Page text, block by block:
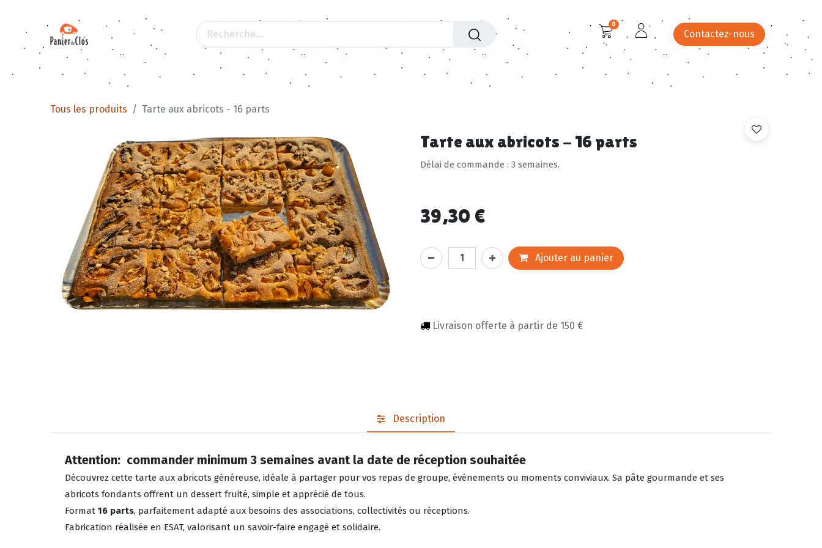
0
Contactez-nous
Les produits d'exceptions Catalogue Site Panier du Clos
Tous les produits Tarte aux abricots - 16 parts
Tarte aux abricots - 16 parts
Délai de commande : 3 semaines.
39,30 €
Ajouter au panier
Livraison offerte à partir de 150 €
Description
Attention: commander minimum 3 semaines avant la date de réception souhaitée
Découvrez cette tarte aux abricots généreuse, idéale à partager pour vos repas de groupe, événements ou moments conviviaux. Sa pâte gourmande et ses
abricots fondants offrent un dessert fruité, simple et apprécié de tous.
Format16 parts, parfaitement adapté aux besoins des associations, collectivités ou réceptions.
Fabrication réalisée en ESAT, valorisant un savoir-faire engagé et solidaire.